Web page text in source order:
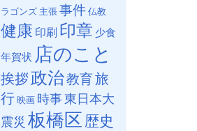
ラゴンズ 主張 事件 仏教
健康 印刷 印章 少食
年賀状 店のこと
挨拶政治教育旅
行 映画 時事東日本大
震災 板橋区 歴史